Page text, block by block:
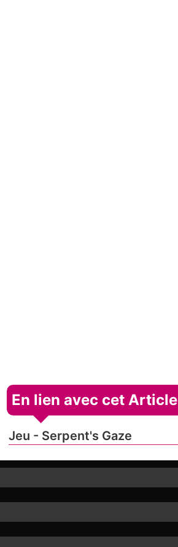
En lien avec cet Article
Jeu - Serpent's Gaze